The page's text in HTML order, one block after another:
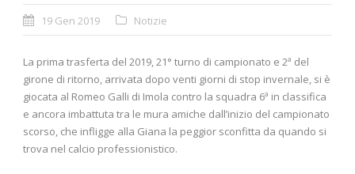
19 Gen 2019 Notizie
La prima trasferta del 2019, 21° turno di campionato e 2ª del
girone di ritorno, arrivata dopo venti giorni di stop invernale, si è
giocata al Romeo Galli di Imola contro la squadra 6ª in classifica
e ancora imbattuta tra le mura amiche dall’inizio del campionato
scorso, che infligge alla Giana la peggior sconfitta da quando si
trova nel calcio professionistico.